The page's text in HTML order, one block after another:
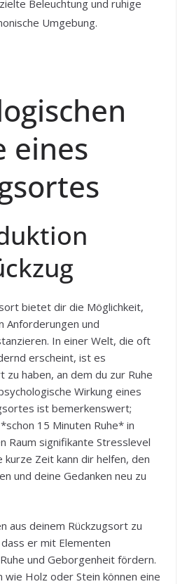
Beleuchtung und ruhige
Umgebung.
eines
bietet dir die Möglichkeit,
Anforderungen und
In einer Welt, die oft
erscheint, ist es
zu haben, an dem du zur Ruhe
Wirkung eines
ist bemerkenswert;
15 Minuten Ruhe* in
Raum signifikante Stresslevel
kurze Zeit kann dir helfen, den
und deine Gedanken neu zu
aus deinem Rückzugsort zu
er mit Elementen
und Geborgenheit fördern.
wie Holz oder Stein können eine